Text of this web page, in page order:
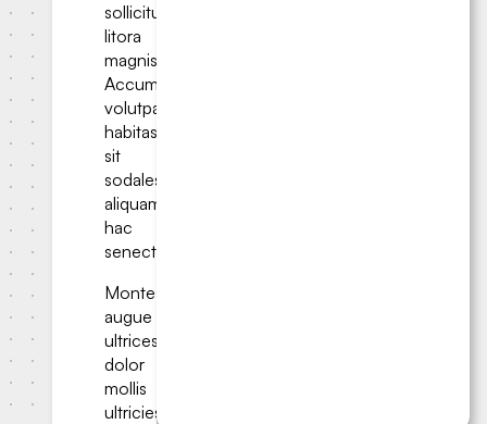
sollicitudin
litora
magnis.
Accumsan
volutpat
habitasse
sit
sodales;
aliquam
hac
senectus.
Montes
augue
ultrices
dolor
mollis
ultricies